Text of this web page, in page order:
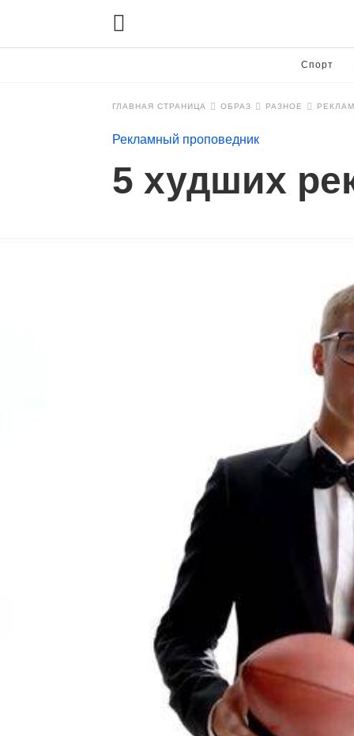
Спорт
ГЛАВНАЯ СТРАНИЦА ОБРАЗ РАЗНОЕ
Рекламный проповедник
5 худших